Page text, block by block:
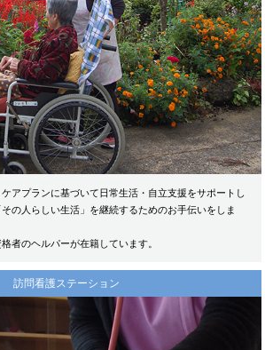
アプランに基づいて日常生活・自立支援をサポートし
の人らしい生活」を継続するためのお手伝いをしま
者のヘルパーが在籍しています。
訪問看護ステーション